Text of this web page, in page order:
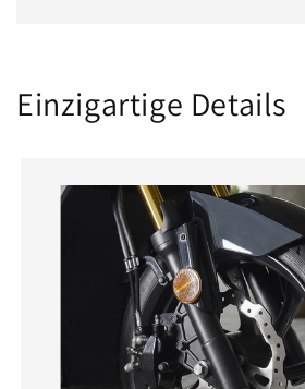
Einzigartige Details